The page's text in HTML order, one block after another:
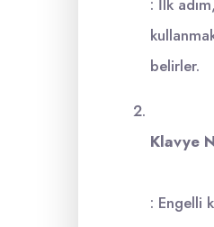
: İlk
belirler.
Klavye
: Engelli